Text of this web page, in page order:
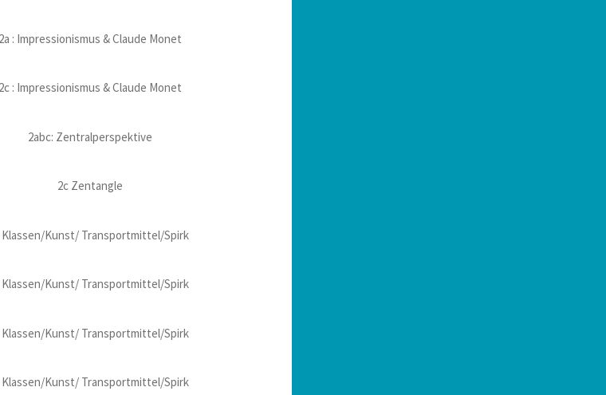
2a : Impressionismus & Claude Monet
2c : Impressionismus & Claude Monet
2abc: Zentralperspektive
2c Zentangle
Klassen/Kunst/ Transportmittel/Spirk
Klassen/Kunst/ Transportmittel/Spirk
Klassen/Kunst/ Transportmittel/Spirk
Klassen/Kunst/ Transportmittel/Spirk